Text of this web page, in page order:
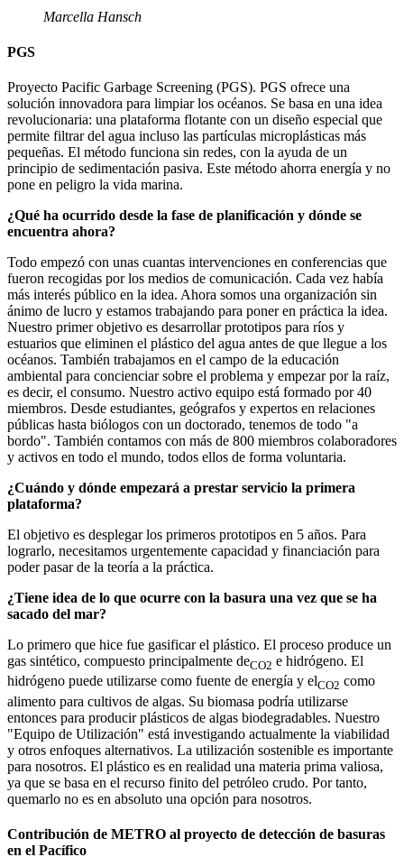
Marcella Hansch
PGS
Proyecto Pacific Garbage Screening (PGS). PGS ofrece una
solución innovadora para limpiar los océanos. Se basa en una idea
revolucionaria: una plataforma flotante con un diseño especial que
permite filtrar del agua incluso las partículas microplásticas más
pequeñas. El método funciona sin redes, con la ayuda de un
principio de sedimentación pasiva. Este método ahorra energía y no
pone en peligro la vida marina.
¿Qué ha ocurrido desde la fase de planificación y dónde se
encuentra ahora?
Todo empezó con unas cuantas intervenciones en conferencias que
fueron recogidas por los medios de comunicación. Cada vez había
más interés público en la idea. Ahora somos una organización sin
ánimo de lucro y estamos trabajando para poner en práctica la idea.
Nuestro primer objetivo es desarrollar prototipos para ríos y
estuarios que eliminen el plástico del agua antes de que llegue a los
océanos. También trabajamos en el campo de la educación
ambiental para concienciar sobre el problema y empezar por la raíz,
es decir, el consumo. Nuestro activo equipo está formado por 40
miembros. Desde estudiantes, geógrafos y expertos en relaciones
públicas hasta biólogos con un doctorado, tenemos de todo "a
bordo". También contamos con más de 800 miembros colaboradores
y activos en todo el mundo, todos ellos de forma voluntaria.
¿Cuándo y dónde empezará a prestar servicio la primera
plataforma?
El objetivo es desplegar los primeros prototipos en 5 años. Para
lograrlo, necesitamos urgentemente capacidad y financiación para
poder pasar de la teoría a la práctica.
¿Tiene idea de lo que ocurre con la basura una vez que se ha
sacado del mar?
Lo primero que hice fue gasificar el plástico. El proceso produce un
gas sintético, compuesto principalmente deCO2 e hidrógeno. El
hidrógeno puede utilizarse como fuente de energía y elCO2 como
alimento para cultivos de algas. Su biomasa podría utilizarse
entonces para producir plásticos de algas biodegradables. Nuestro
"Equipo de Utilización" está investigando actualmente la viabilidad
y otros enfoques alternativos. La utilización sostenible es importante
para nosotros. El plástico es en realidad una materia prima valiosa,
ya que se basa en el recurso finito del petróleo crudo. Por tanto,
quemarlo no es en absoluto una opción para nosotros.
Contribución de METRO al proyecto de detección de basuras
en el Pacífico